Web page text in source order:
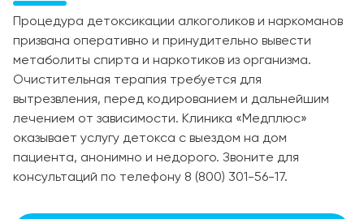
Процедура детоксикации алкоголиков и наркоманов
призвана оперативно и принудительно вывести
метаболиты спирта и наркотиков из организма.
Очистительная терапия требуется для
вытрезвления, перед кодированием и дальнейшим
лечением от зависимости. Клиника «Медплюс»
оказывает услугу детокса с выездом на дом
пациента, анонимно и недорого. Звоните для
консультаций по телефону 8 (800) 301-56-17.